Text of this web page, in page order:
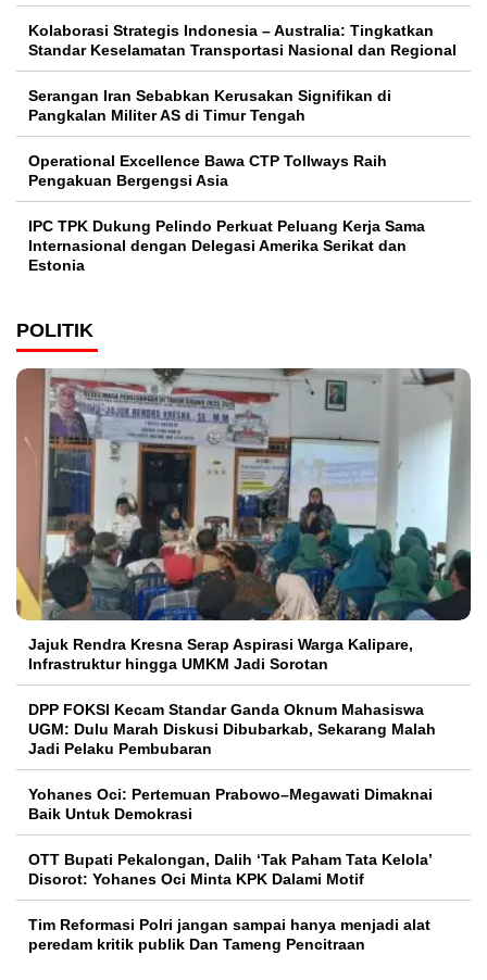
Kolaborasi Strategis Indonesia – Australia: Tingkatkan
Standar Keselamatan Transportasi Nasional dan Regional
Serangan Iran Sebabkan Kerusakan Signifikan di
Pangkalan Militer AS di Timur Tengah
Operational Excellence Bawa CTP Tollways Raih
Pengakuan Bergengsi Asia
IPC TPK Dukung Pelindo Perkuat Peluang Kerja Sama
Internasional dengan Delegasi Amerika Serikat dan
Estonia
POLITIK
Jajuk Rendra Kresna Serap Aspirasi Warga Kalipare,
Infrastruktur hingga UMKM Jadi Sorotan
DPP FOKSI Kecam Standar Ganda Oknum Mahasiswa
UGM: Dulu Marah Diskusi Dibubarkab, Sekarang Malah
Jadi Pelaku Pembubaran
Yohanes Oci: Pertemuan Prabowo–Megawati Dimaknai
Baik Untuk Demokrasi
OTT Bupati Pekalongan, Dalih ‘Tak Paham Tata Kelola’
Disorot: Yohanes Oci Minta KPK Dalami Motif
Tim Reformasi Polri jangan sampai hanya menjadi alat
peredam kritik publik Dan Tameng Pencitraan